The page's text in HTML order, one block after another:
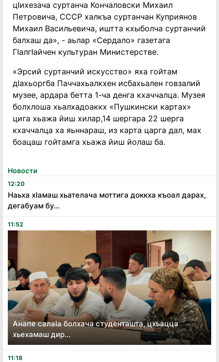
Новости
12:20
Наьха хӏамаш хьателача моттига доккха къоал дарах,
дегабуам бу...
11:52
Анапе салаӏа болхача студенташта, цхьацца
хьехамаш дир...
11:18
цӀихезача суртанча Кончаловски Михаил
Петровича, СССР халкъа суртанчан Куприянов
Михаил Васильевича, иштта кхыболча суртанчий
балхаш да», - аьлар «Сердало» газетага
ГӏалгӀайчен культуран Министерстве.
«Эрсий суртанчий искусство» яха гойтам
дӀахьоргба Паччахьалкхен исбахьален говзалий
музее, ардара бетта 1-ча денга кхаччалца. Музея
болхлоша хьалхадоаккх «Пушкински картах»
цига хьажа йиш хилар,14 шергара 22 шерга
кхаччалца ха яьннараш, из карта царга дал, мах
боацаш гойтамга хьажа йиш йолаш ба.